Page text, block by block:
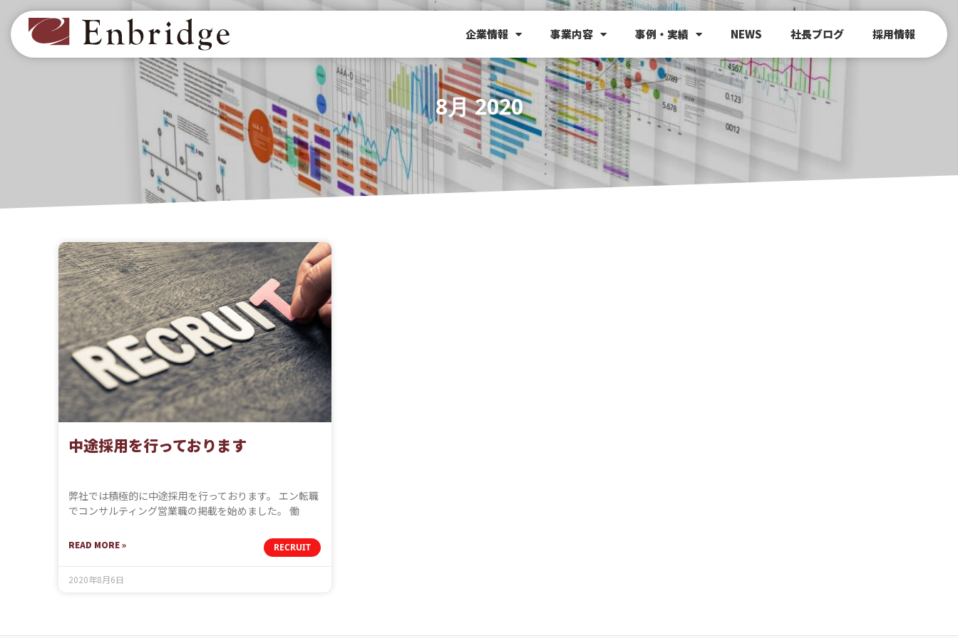
企業情報 事業内容 事例・実績 NEWS 社長ブログ 採用情報
8月 2020
RECRUIT
中途採用を行っております
弊社では積極的に中途採用を行っております。 エン転職
でコンサルティング営業職の掲載を始めました。 働
READ MORE »
2020年8月6日